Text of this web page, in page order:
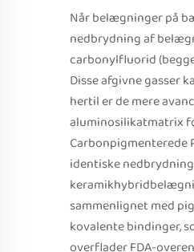
Når belægninger på
nedbrydning af
carbonylfluorid
Disse afgivne gasser
hertil er de mere
aluminosilikatmatrix
Carbonpigmenterede
identiske
sammenlignet med
kovalente bindinger,
overflader FDA-